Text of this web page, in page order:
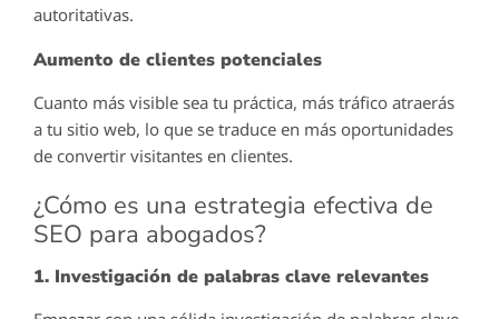
autoritativas.
Aumento de clientes potenciales
Cuanto más visible sea tu práctica, más tráfico atraerás
a tu sitio web, lo que se traduce en más oportunidades
de convertir visitantes en clientes.
¿Cómo es una estrategia efectiva de
SEO para abogados?
1. Investigación de palabras clave relevantes